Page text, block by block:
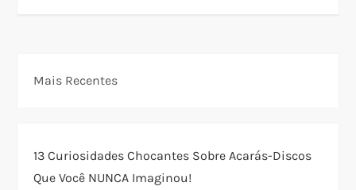
a
ã
Mais Recentes
13 Curiosidades Chocantes Sobre Acarás-Discos
Que Você NUNCA Imaginou!